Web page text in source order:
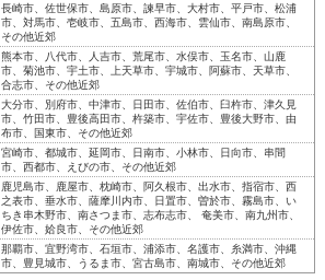
長崎市、佐世保市、島原市、諫早市、大村市、平戸市、松浦
市、対馬市、壱岐市、五島市、西海市、雲仙市、南島原市、
その他近郊
熊本市、八代市、人吉市、荒尾市、水俣市、玉名市、山鹿
市、菊池市、宇土市、上天草市、宇城市、阿蘇市、天草市、
合志市、その他近郊
大分市、別府市、中津市、日田市、佐伯市、臼杵市、津久見
市、竹田市、豊後高田市、杵築市、宇佐市、豊後大野市、由
布市、国東市、その他近郊
宮崎市、都城市、延岡市、日南市、小林市、日向市、串間
市、西都市、えびの市、その他近郊
鹿児島市、鹿屋市、枕崎市、阿久根市、出水市、指宿市、西
之表市、垂水市、薩摩川内市、日置市、曽於市、霧島市、い
ちき串木野市、南さつま市、志布志市、 奄美市、南九州市、
伊佐市、姶良市、その他近郊
那覇市、宜野湾市、石垣市、浦添市、名護市、糸満市、沖縄
市、豊見城市、うるま市、宮古島市、南城市、その他近郊